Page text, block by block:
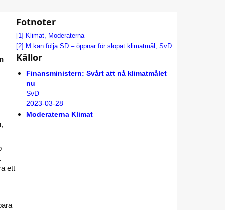
ett
Fotnoter
[1] Klimat, Moderaterna
[2] M kan följa SD – öppnar för slopat klimatmål, SvD
Källor
Finansministern: Svårt att nå klimatmålet
nu
SvD
2023-03-28
Moderaterna Klimat